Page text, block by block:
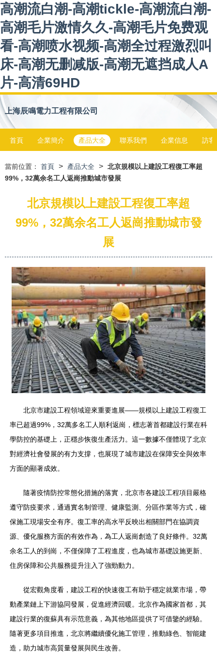
高潮流白潮-高潮tickle-高潮流白潮-
高潮毛片激情久久-高潮毛片免费观
看-高潮喷水视频-高潮全过程激烈叫
床-高潮无删减版-高潮无遮挡成人A
片-高清69HD
上海辰鳴電力工程有限公司
首頁 企業簡介 產品大全 聯系我們 企業信息 訪客
當前位置： 首頁 > 產品大全 > 北京規模以上建設工程復工率超
99%，32萬余名工人返崗推動城市發展
北京規模以上建設工程復工率超
99%，32萬余名工人返崗推動城市發
展
北京市建設工程領域迎來重要進展——規模以上建設工程復工
率已超過99%，32萬多名工人順利返崗，標志著首都建設行業在科
學防控的基礎上，正穩步恢復生產活力。這一數據不僅體現了北京
對經濟社會發展的有力支撐，也展現了城市建設在保障安全與效率
方面的顯著成效。
隨著疫情防控常態化措施的落實，北京市各建設工程項目嚴格
遵守防疫要求，通過實名制管理、健康監測、分區作業等方式，確
保施工現場安全有序。復工率的高水平反映出相關部門在協調資
源、優化服務方面的有效作為，為工人返崗創造了良好條件。32萬
余名工人的到崗，不僅保障了工程進度，也為城市基礎設施更新、
住房保障和公共服務提升注入了強勁動力。
從宏觀角度看，建設工程的快速復工有助于穩定就業市場，帶
動產業鏈上下游協同發展，促進經濟回暖。北京作為國家首都，其
建設行業的復蘇具有示范意義，為其他地區提供了可借鑒的經驗。
隨著更多項目推進，北京將繼續優化施工管理，推動綠色、智能建
造，助力城市高質量發展與民生改善。